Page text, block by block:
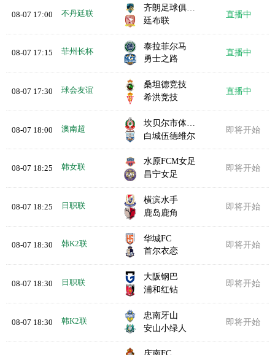
08-07 17:00 不丹廷联
齐朗足球俱乐部
廷布联
直播中
08-07 17:15 菲州长杯
泰拉菲尔马
勇士之路
直播中
08-07 17:30 球会友谊
桑坦德竞技
希洪竞技
直播中
08-07 18:00 澳南超
坎贝尔市体育馆
白城伍德维尔
即将开始
08-07 18:25 韩女联
水原FCM女足
昌宁女足
即将开始
08-07 18:25 日职联
横滨水手
鹿岛鹿角
即将开始
08-07 18:30 韩K2联
华城FC
首尔衣恋
即将开始
08-07 18:30 日职联
大阪钢巴
浦和红钻
即将开始
08-07 18:30 韩K2联
忠南牙山
安山小绿人
即将开始